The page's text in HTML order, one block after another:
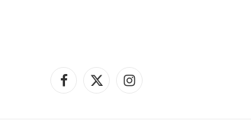
Facebook
X
Instagram